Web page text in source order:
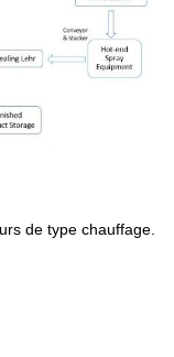
de type chauffage.